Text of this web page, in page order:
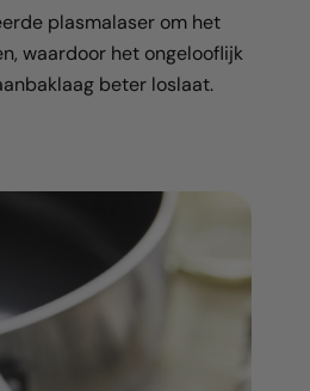
plasmalaser om het
waardoor het ongelooflijk
beter loslaat.